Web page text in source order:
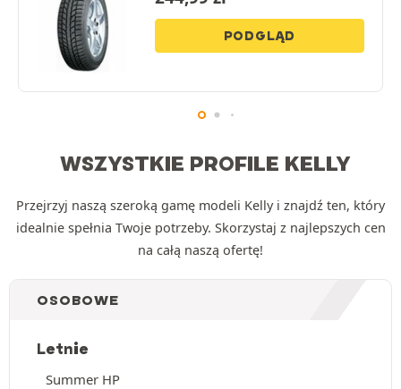
PODGLĄD
WSZYSTKIE PROFILE KELLY
Przejrzyj naszą szeroką gamę modeli Kelly i znajdź ten, który
idealnie spełnia Twoje potrzeby. Skorzystaj z najlepszych cen
na całą naszą ofertę!
OSOBOWE
Letnie
Summer HP